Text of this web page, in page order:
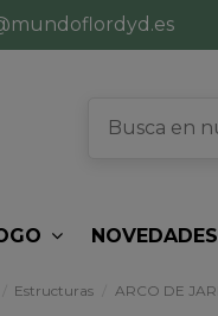
NOVEDADES
Estructuras ARCO DE